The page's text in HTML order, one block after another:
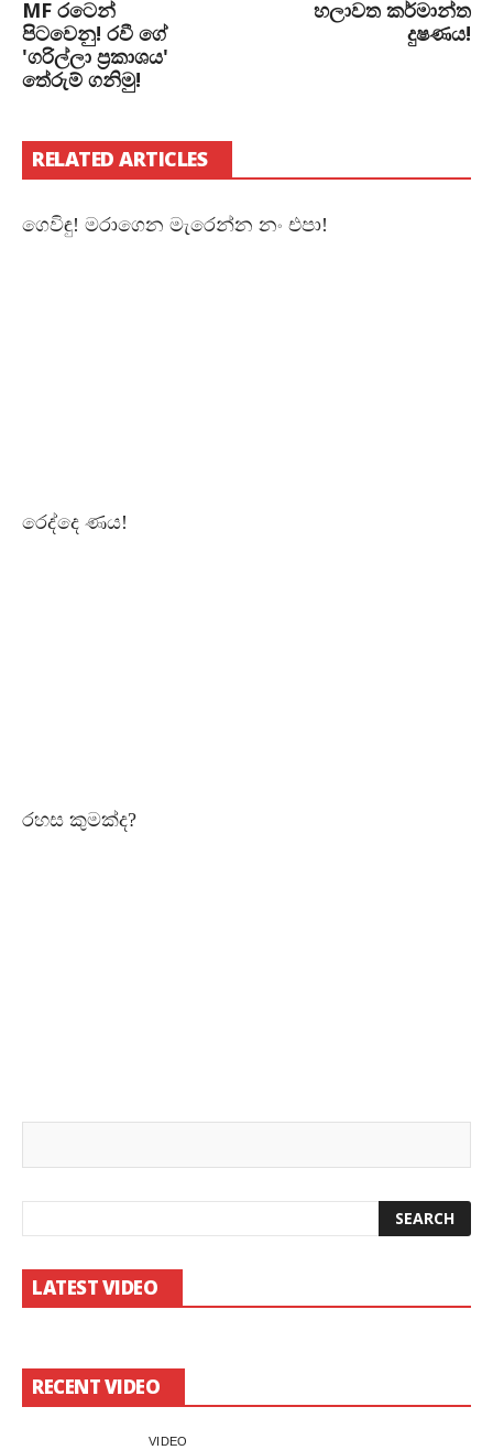
MF රටෙන්
පිටවෙනු! රවී ගේ
'ගරිල්ලා ප්‍රකාශය'
තේරුම් ගනිමු!
හලාවත කර්මාන්ත
දුෂණය!
RELATED ARTICLES
ගෙවිඳු! මරාගෙන මැරෙන්න නං එපා!
රෙද්දෙ ණය!
රහස කුමක්ද?
LATEST VIDEO
RECENT VIDEO
VIDEO